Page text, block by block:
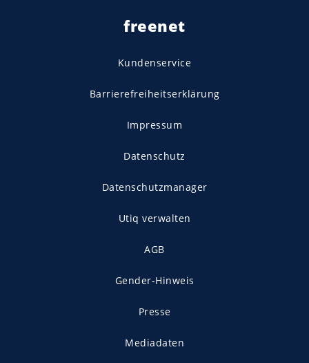
freenet
Kundenservice
Barrierefreiheitserklärung
Impressum
Datenschutz
Datenschutzmanager
Utiq verwalten
AGB
Gender-Hinweis
Presse
Mediadaten